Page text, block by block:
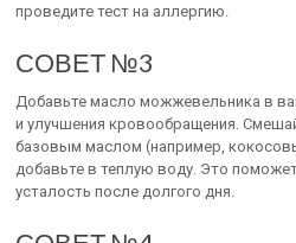
проведите тест на аллергию.
СОВЕТ №3
Добавьте масло можжевельника в
и улучшения кровообращения.
базовым маслом (например,
добавьте в теплую воду. Это
усталость после долгого дня.